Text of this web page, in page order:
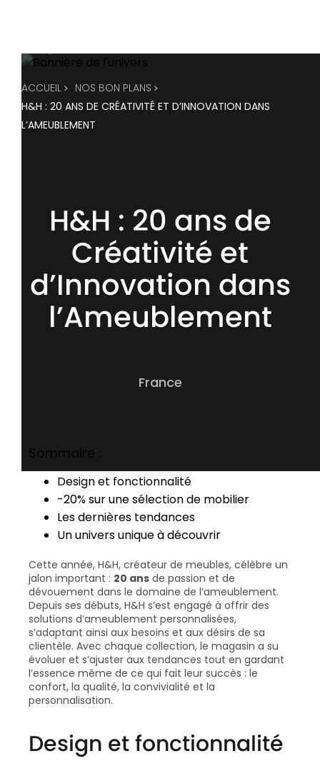
ACCUEIL
NOS BON PLANS
H&H : 20 ANS DE CRÉATIVITÉ ET D’INNOVATION DANS
L’AMEUBLEMENT
H&H : 20 ans de
Créativité et
d’Innovation dans
l’Ameublement
France
Sommaire :
Design et fonctionnalité
-20% sur une sélection de mobilier
Les dernières tendances
Un univers unique à découvrir
Cette année, H&H, créateur de meubles, célèbre un
jalon important : 20 ans de passion et de
dévouement dans le domaine de l’ameublement.
Depuis ses débuts, H&H s’est engagé à offrir des
solutions d’ameublement personnalisées,
s’adaptant ainsi aux besoins et aux désirs de sa
clientèle. Avec chaque collection, le magasin a su
évoluer et s’ajuster aux tendances tout en gardant
l’essence même de ce qui fait leur succès : le
confort, la qualité, la convivialité et la
personnalisation.
Design et fonctionnalité